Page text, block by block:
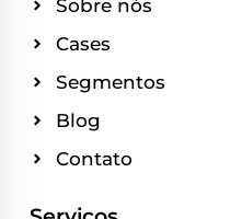
Sobre nós
Cases
Segmentos
Blog
Contato